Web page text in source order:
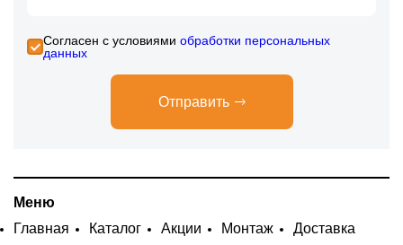
Cогласен с условиями обработки персональных
данных
Отправить
Меню
Главная
Каталог Акции Монтаж
Доставка